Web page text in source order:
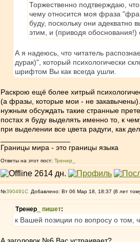
Торжественно подтверждаю,
чему относится моя фраза
буду, поскольку они
этим, и (приводя обоснования!)
А я надеюсь, что читатель
дурак)", который психологически
шрифтом Вы как всегда ушли.
Раскрою ещё более хитрый
(а фразы, которые мои - не
нужным обсуждать такие странные
постах я буду выделять именно то, к
при выделении все цвета радуги, как
Границы мира - это границы языка
Ответы на этот пост: Тренер_
№390491 Добавлено: Вт 06 Мар 18, 18:37 (8 лет
Тренер_ пишет:
к Вашей позиции по вопросу о том,